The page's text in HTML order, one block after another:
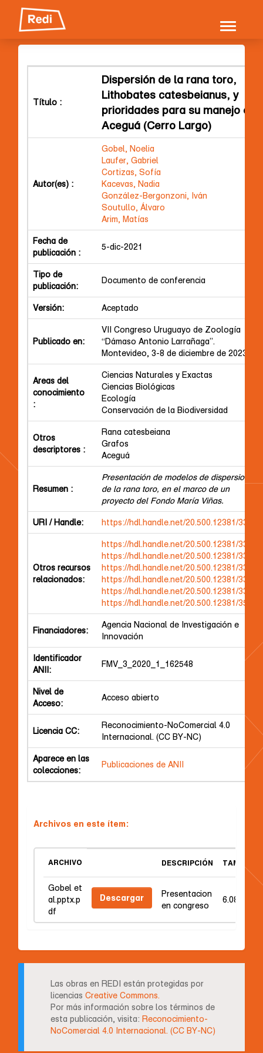
navigation
Título :
Dispersión de la rana toro,
Lithobates catesbeianus, y
prioridades para su manejo en
Aceguá (Cerro Largo)
Autor(es) :
Gobel, Noelia
Laufer, Gabriel
Cortizas, Sofía
Kacevas, Nadia
González-Bergonzoni, Iván
Soutullo, Álvaro
Arim, Matías
Fecha de
publicación :
5-dic-2021
Tipo de
publicación:
Documento de conferencia
Versión: Aceptado
Publicado en:
VII Congreso Uruguayo de Zoología
“Dámaso Antonio Larrañaga”.
Montevideo, 3-8 de diciembre de 2023
Areas del
conocimiento
:
Ciencias Naturales y Exactas
Ciencias Biológicas
Ecología
Conservación de la Biodiversidad
Otros
descriptores :
Rana catesbeiana
Grafos
Aceguá
Resumen :
Presentación de modelos de dispersion
de la rana toro, en el marco de un
proyecto del Fondo María Viñas.
URI / Handle: https://hdl.handle.net/20.500.12381/3317
Otros recursos
relacionados:
https://hdl.handle.net/20.500.12381/3316
https://hdl.handle.net/20.500.12381/3318
https://hdl.handle.net/20.500.12381/3319
https://hdl.handle.net/20.500.12381/3320
https://hdl.handle.net/20.500.12381/3321
https://hdl.handle.net/20.500.12381/3519
Financiadores:
Agencia Nacional de Investigación e
Innovación
Identificador
ANII:
FMV_3_2020_1_162548
Nivel de
Acceso:
Acceso abierto
Licencia CC:
Reconocimiento-NoComercial 4.0
Internacional. (CC BY-NC)
Aparece en las
colecciones:
Publicaciones de ANII
Archivos en este ítem:
ARCHIVO DESCRIPCIÓN TAMAÑO
Gobel et
al.pptx.p
df
Descargar
Presentacion
en congreso
6.08 MB
Las obras en REDI están protegidas por
licencias Creative Commons.
Por más información sobre los términos de
esta publicación, visita: Reconocimiento-
NoComercial 4.0 Internacional. (CC BY-NC)